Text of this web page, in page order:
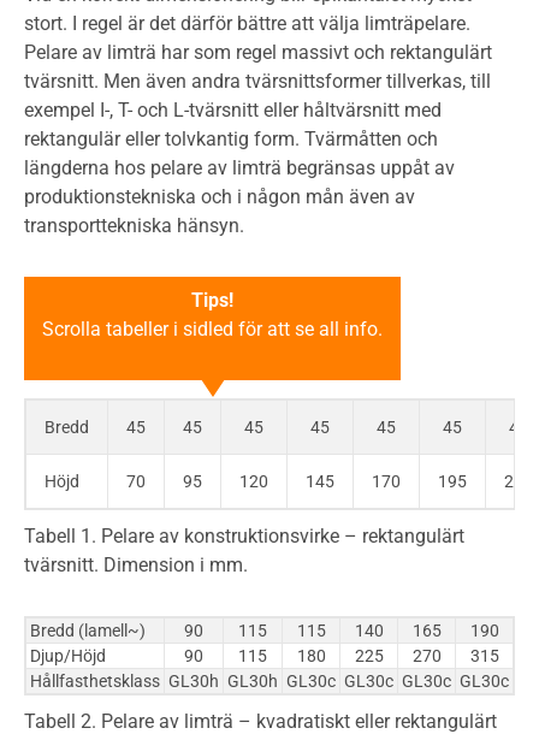
stort. I regel är det därför bättre att välja limträpelare.
Pelare av limträ har som regel massivt och rektangulärt
tvärsnitt. Men även andra tvärsnittsformer tillverkas, till
exempel I-, T- och L-tvärsnitt eller håltvärsnitt med
rektangulär eller tolvkantig form. Tvärmåtten och
längderna hos pelare av limträ begränsas uppåt av
produktionstekniska och i någon mån även av
transporttekniska hänsyn.
Tips!
Scrolla tabeller i sidled för att se all info.
Bredd 45 45 45 45 45 45 45
Höjd 70 95 120 145 170 195 220
Tabell 1. Pelare av konstruktionsvirke – rektangulärt
tvärsnitt. Dimension i mm.
Bredd (lamell~) 90 115 115 140 165 190
Djup/Höjd
90 115 180 225 270 315
Hållfasthetsklass GL30h GL30h GL30c GL30c GL30c GL30c
Tabell 2. Pelare av limträ – kvadratiskt eller rektangulärt